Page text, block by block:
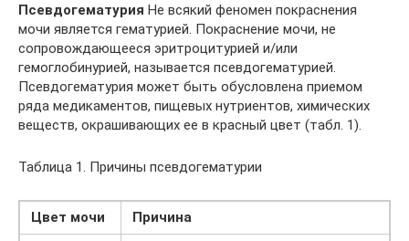
Псевдогематурия Не всякий феномен покраснения
мочи является гематурией. Покраснение мочи, не
сопровождающееся эритроцитурией и/или
гемоглобинурией, называется псевдогематурией.
Псевдогематурия может быть обусловлена приемом
ряда медикаментов, пищевых нутриентов, химических
веществ, окрашивающих ее в красный цвет (табл. 1).
Таблица 1. Причины псевдогематурии
Цвет мочи
Причина